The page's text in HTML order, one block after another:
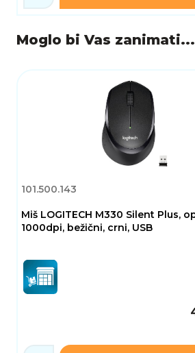
Moglo bi Vas zanimati...
101.500.143
Miš LOGITECH M330 Silent Plus,
1000dpi, bežični, crni, USB